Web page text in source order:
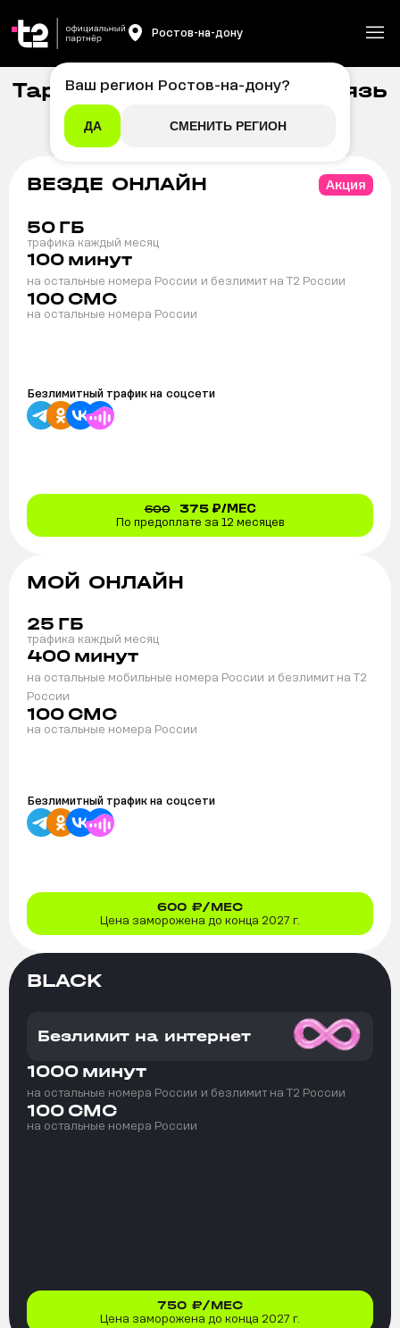
Ростов-на-дону
Главная Мобильная связь
Тарифы на мобильную связь
t2 в Ростове-на-Дону
ВЕЗДЕ ОНЛАЙН Акция
50 ГБ
трафика каждый месяц
100 минут
на остальные номера России и безлимит на T2 России
100 СМС
на остальные номера России
Безлимитный трафик на соцсети
600 375₽/МЕС
По предоплате за 12 месяцев
МОЙ ОНЛАЙН
25 ГБ
трафика каждый месяц
400 минут
на остальные мобильные номера России и безлимит на T2
России
100 СМС
на остальные номера России
Безлимитный трафик на соцсети
600 ₽/МЕС
Цена заморожена до конца 2027 г.
BLACK
Безлимит на интернет
1000 минут
на остальные номера России и безлимит на T2 России
100 СМС
на остальные номера России
750 ₽/МЕС
Цена заморожена до конца 2027 г.
Ваш регион Ростов-на-дону?
ДА СМЕНИТЬ РЕГИОН